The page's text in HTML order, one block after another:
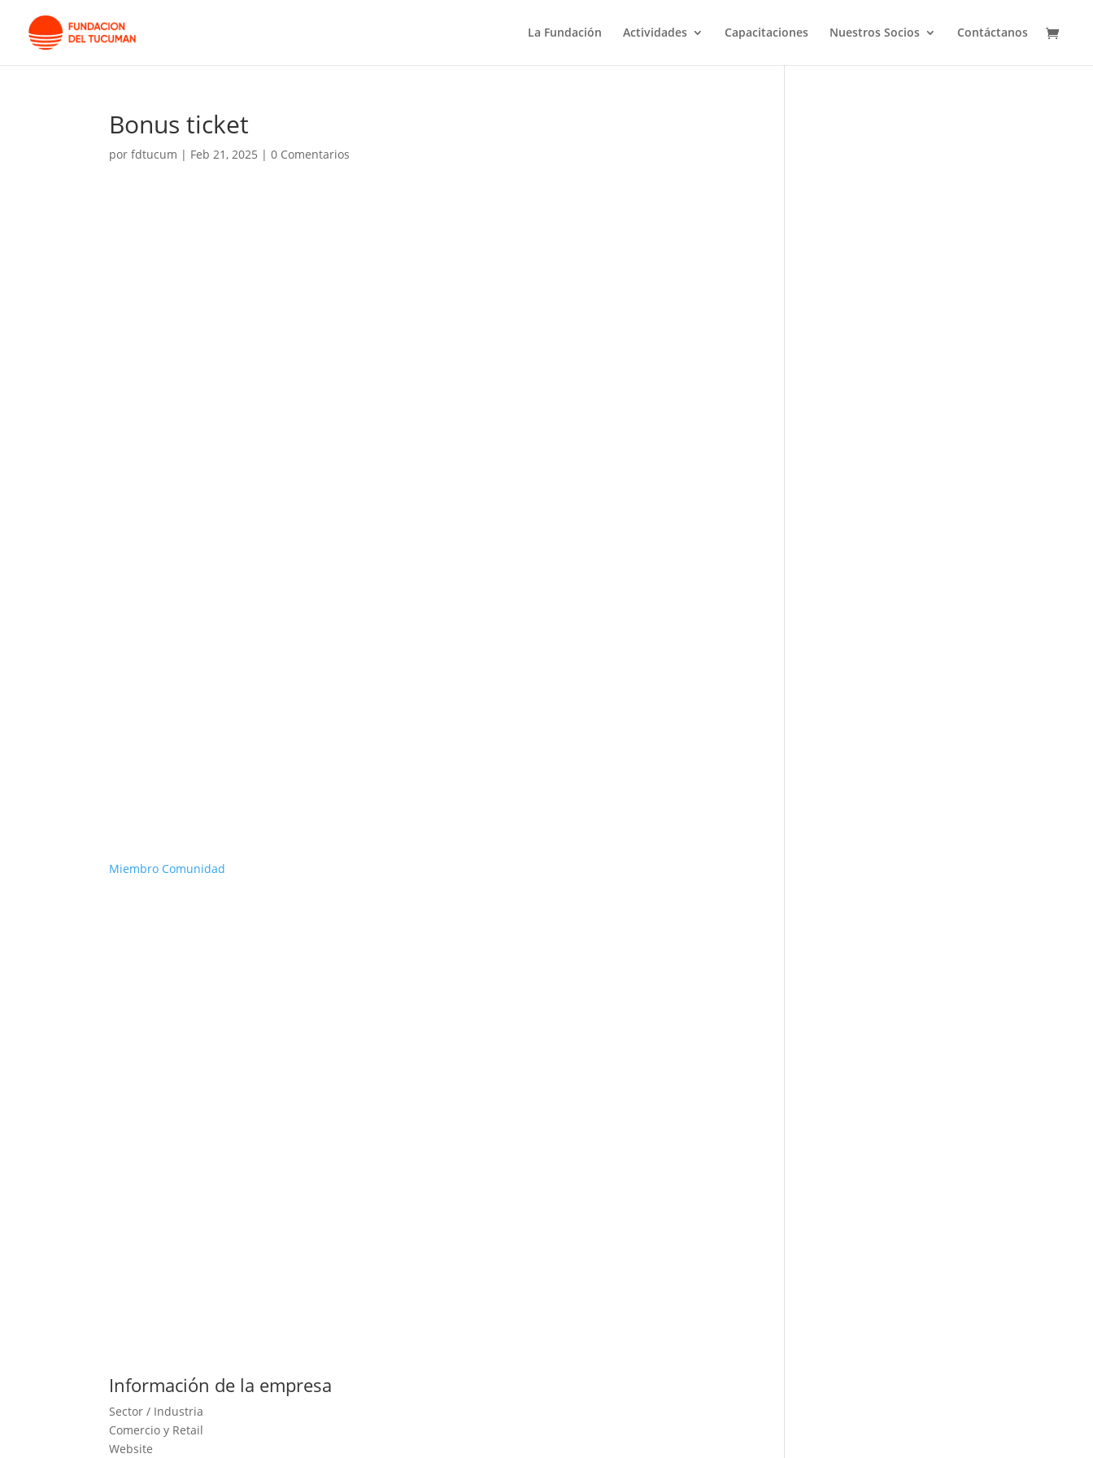
La Fundación Actividades Capacitaciones Nuestros Socios Contáctanos
Bonus ticket
porfdtucum | Feb 21, 2025 |0 Comentarios
Miembro Comunidad
Información de la empresa
Sector / Industria
Comercio y Retail
Website